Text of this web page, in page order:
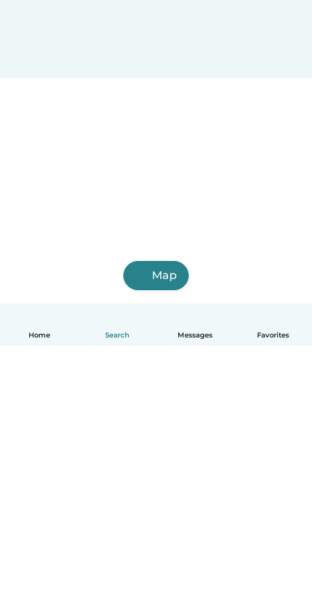
Home Search Messages Favorites
Map